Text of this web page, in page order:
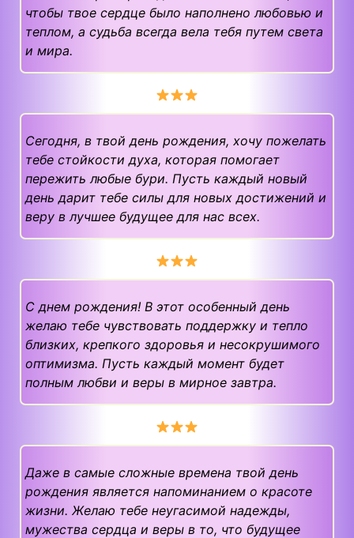
чтобы твое сердце было наполнено любовью и
теплом, а судьба всегда вела тебя путем света
и мира.
Сегодня, в твой день рождения, хочу пожелать
тебе стойкости духа, которая помогает
пережить любые бури. Пусть каждый новый
день дарит тебе силы для новых достижений и
веру в лучшее будущее для нас всех.
С днем рождения! В этот особенный день
желаю тебе чувствовать поддержку и тепло
близких, крепкого здоровья и несокрушимого
оптимизма. Пусть каждый момент будет
полным любви и веры в мирное завтра.
Даже в самые сложные времена твой день
рождения является напоминанием о красоте
жизни. Желаю тебе неугасимой надежды,
мужества сердца и веры в то, что будущее